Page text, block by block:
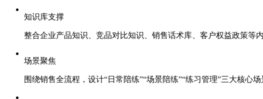
知识库支撑
整合企业产品知识、竞品对比知识、销售话术库、客户权益政策等
场景聚焦
围绕销售全流程，设计“日常陪练”“场景陪练”“练习管理”三大核心场